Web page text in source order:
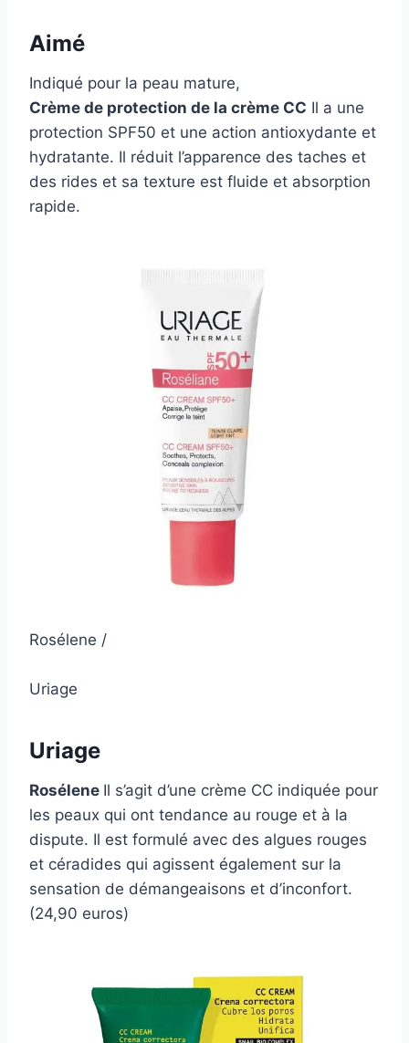
Aimé
Indiqué pour la peau mature,
Crème de protection de la crème CC Il a une
protection SPF50 et une action antioxydante et
hydratante. Il réduit l’apparence des taches et
des rides et sa texture est fluide et absorption
rapide.
Rosélene /
Uriage
Uriage
Rosélene Il s’agit d’une crème CC indiquée pour
les peaux qui ont tendance au rouge et à la
dispute. Il est formulé avec des algues rouges
et céradides qui agissent également sur la
sensation de démangeaisons et d’inconfort.
(24,90 euros)